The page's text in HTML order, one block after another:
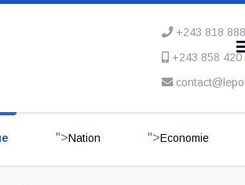
+243 818
+243 858 420
">Nation ">Economie